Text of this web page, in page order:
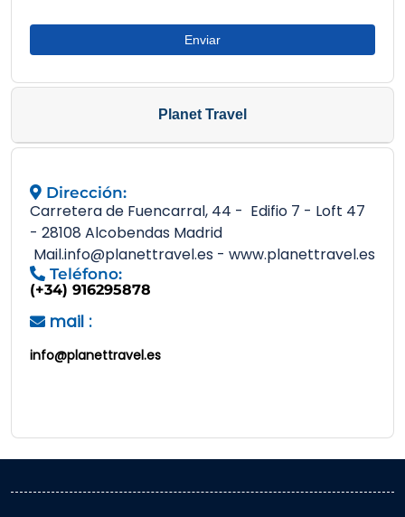
Enviar
Planet Travel
Dirección:
Carretera de Fuencarral, 44 - Edifio 7 - Loft 47
- 28108 Alcobendas Madrid
Mail.info@planettravel.es - www.planettravel.es
Teléfono:
(+34) 916295878
mail :
info@planettravel.es